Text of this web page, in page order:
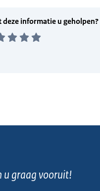
u graag vooruit!